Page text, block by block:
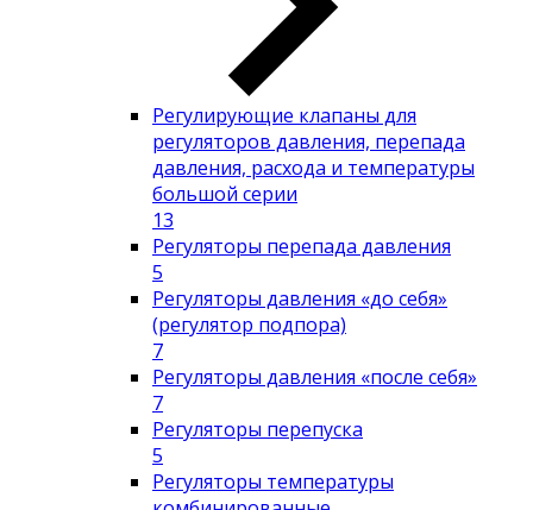
Регулирующие клапаны для
регуляторов давления, перепада
давления, расхода и температуры
большой серии
13
Регуляторы перепада давления
5
Регуляторы давления «до себя»
(регулятор подпора)
7
Регуляторы давления «после себя»
7
Регуляторы перепуска
5
Регуляторы температуры